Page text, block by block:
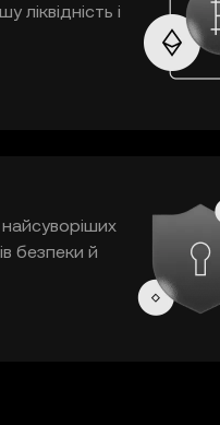
ліквідність і
безпеки й